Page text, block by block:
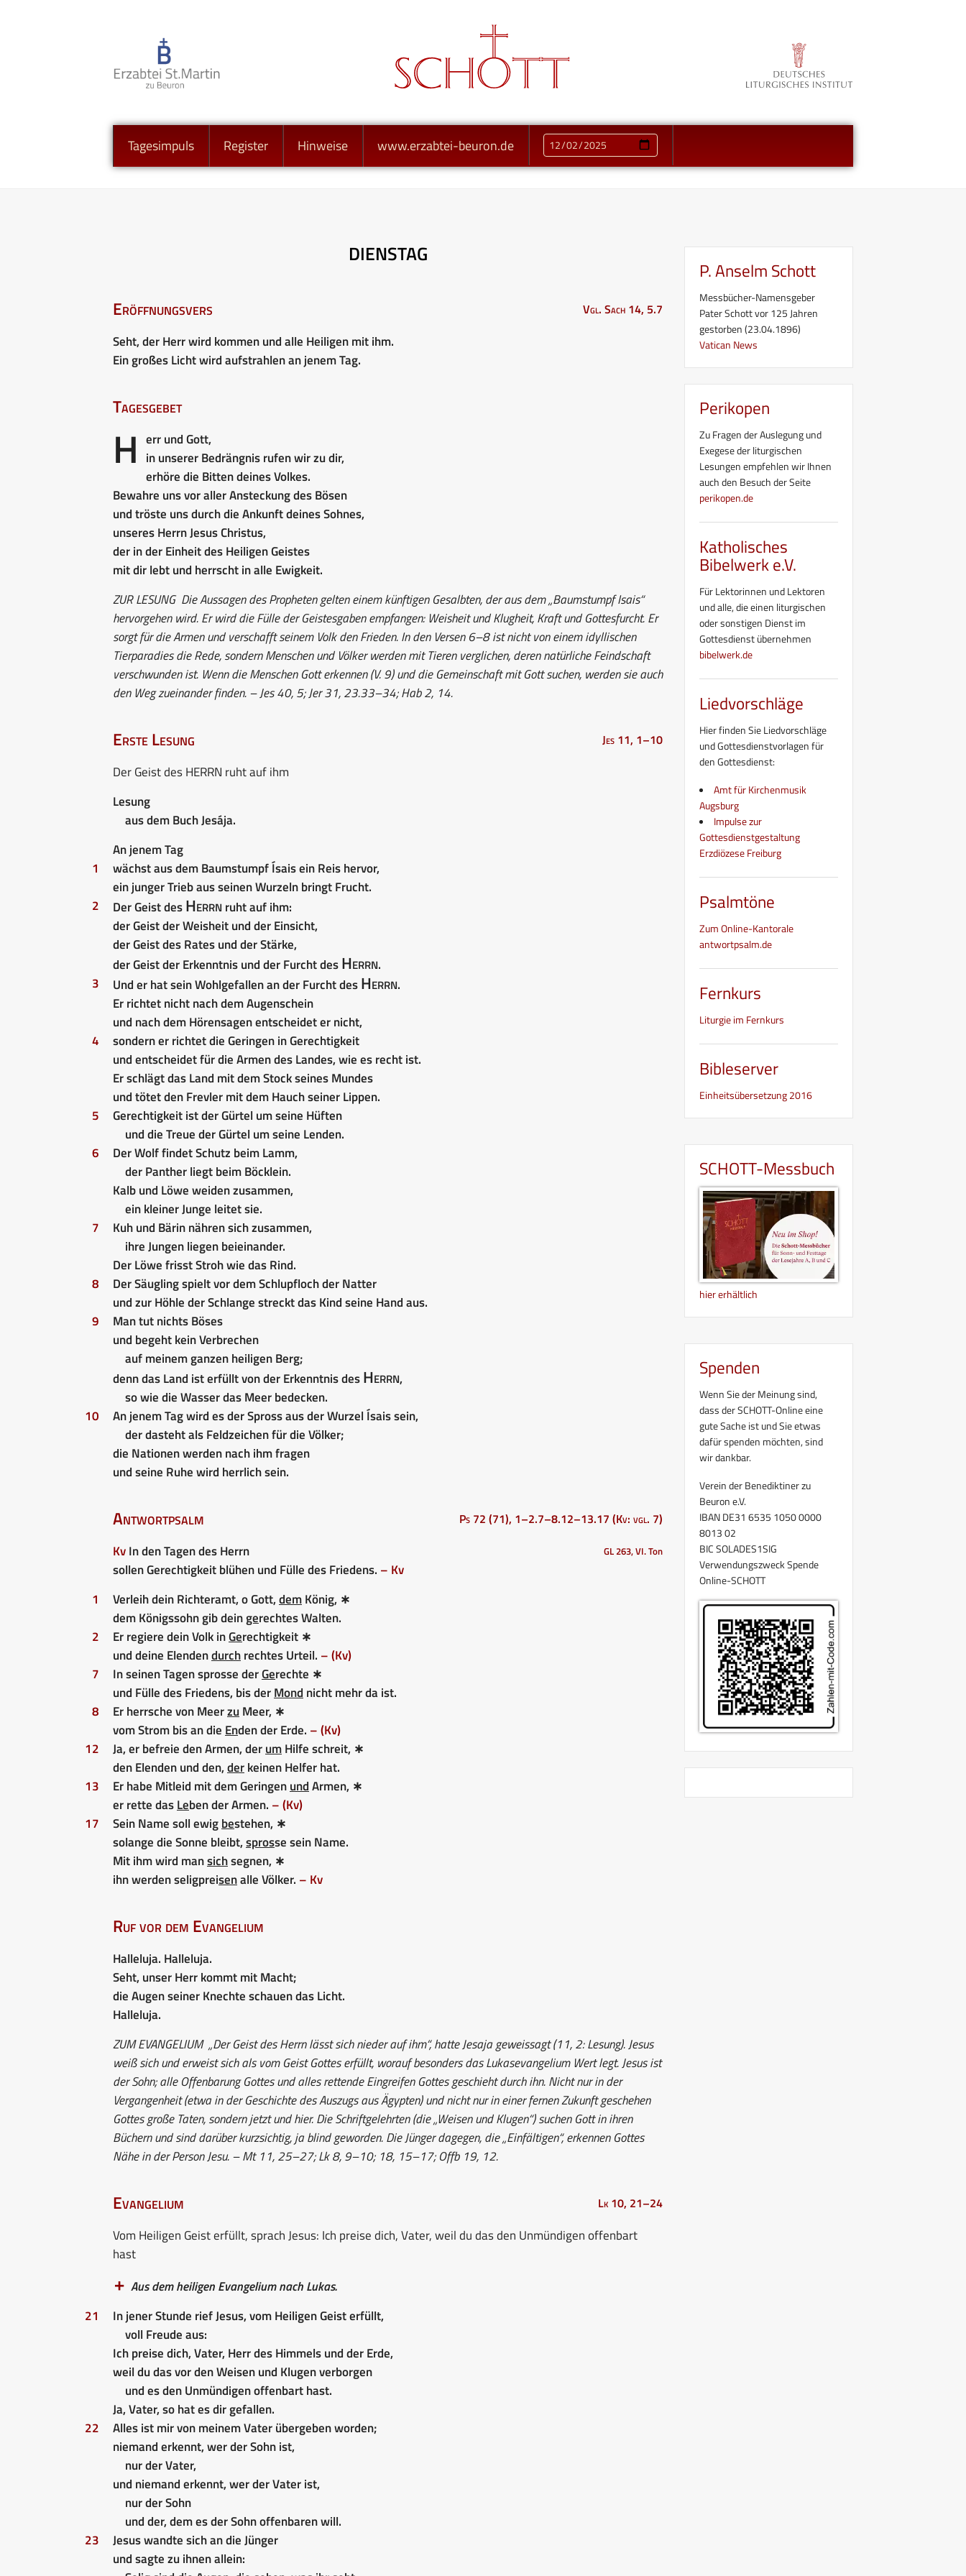
Tagesimpuls Register Hinweise www.erzabtei-beuron.de
DIENSTAG
Eröffnungsvers Vgl. Sach 14, 5.7
Seht, der Herr wird kommen und alle Heiligen mit ihm.
Ein großes Licht wird aufstrahlen an jenem Tag.
Tagesgebet
H err und Gott,
in unserer Bedrängnis rufen wir zu dir,
erhöre die Bitten deines Volkes.
Bewahre uns vor aller Ansteckung des Bösen
und tröste uns durch die Ankunft deines Sohnes,
unseres Herrn Jesus Christus,
der in der Einheit des Heiligen Geistes
mit dir lebt und herrscht in alle Ewigkeit.
ZUR LESUNGDie Aussagen des Propheten gelten einem künftigen Gesalbten, der aus dem „Baumstumpf Isais“
hervorgehen wird. Er wird die Fülle der Geistesgaben empfangen: Weisheit und Klugheit, Kraft und Gottesfurcht. Er
sorgt für die Armen und verschafft seinem Volk den Frieden. In den Versen 6–8 ist nicht von einem idyllischen
Tierparadies die Rede, sondern Menschen und Völker werden mit Tieren verglichen, deren natürliche Feindschaft
verschwunden ist. Wenn die Menschen Gott erkennen (V. 9) und die Gemeinschaft mit Gott suchen, werden sie auch
den Weg zueinander finden. – Jes 40, 5; Jer 31, 23.33–34; Hab 2, 14.
Erste Lesung Jes 11, 1–10
Der Geist des HERRN ruht auf ihm
Lesung
aus dem Buch Jesája.
An jenem Tag
1
wächst aus dem Baumstumpf Ísais ein Reis hervor,
ein junger Trieb aus seinen Wurzeln bringt Frucht.
2
Der Geist desHerrnruht auf ihm:
der Geist der Weisheit und der Einsicht,
der Geist des Rates und der Stärke,
der Geist der Erkenntnis und der Furcht desHerrn.
3
Und er hat sein Wohlgefallen an der Furcht desHerrn.
Er richtet nicht nach dem Augenschein
und nach dem Hörensagen entscheidet er nicht,
4
sondern er richtet die Geringen in Gerechtigkeit
und entscheidet für die Armen des Landes, wie es recht ist.
Er schlägt das Land mit dem Stock seines Mundes
und tötet den Frevler mit dem Hauch seiner Lippen.
5
Gerechtigkeit ist der Gürtel um seine Hüften
und die Treue der Gürtel um seine Lenden.
6
Der Wolf findet Schutz beim Lamm,
der Panther liegt beim Böcklein.
Kalb und Löwe weiden zusammen,
ein kleiner Junge leitet sie.
7
Kuh und Bärin nähren sich zusammen,
ihre Jungen liegen beieinander.
Der Löwe frisst Stroh wie das Rind.
8
Der Säugling spielt vor dem Schlupfloch der Natter
und zur Höhle der Schlange streckt das Kind seine Hand aus.
9
Man tut nichts Böses
und begeht kein Verbrechen
auf meinem ganzen heiligen Berg;
denn das Land ist erfüllt von der Erkenntnis desHerrn,
so wie die Wasser das Meer bedecken.
10
An jenem Tag wird es der Spross aus der Wurzel Ísais sein,
der dasteht als Feldzeichen für die Völker;
die Nationen werden nach ihm fragen
und seine Ruhe wird herrlich sein.
Antwortpsalm Ps 72 (71), 1–2.7–8.12–13.17 (Kv: vgl. 7)
KvIn den Tagen des Herrn GL 263, VI. Ton
sollen Gerechtigkeit blühen und Fülle des Friedens. – Kv
1
Verleih dein Richteramt, o Gott,demKönig, ∗
dem Königssohn gib deingerechtes Walten.
2
Er regiere dein Volk inGerechtigkeit ∗
und deine Elendendurchrechtes Urteil. – (Kv)
7
In seinen Tagen sprosse derGerechte ∗
und Fülle des Friedens, bis derMond nicht mehr da ist.
8
Er herrsche von MeerzuMeer, ∗
vom Strom bis an die Enden der Erde. – (Kv)
12
Ja, er befreie den Armen, derumHilfe schreit, ∗
den Elenden und den,derkeinen Helfer hat.
13
Er habe Mitleid mit dem GeringenundArmen, ∗
er rette dasLeben der Armen. – (Kv)
17
Sein Name soll ewigbestehen, ∗
solange die Sonne bleibt,sprosse sein Name.
Mit ihm wird mansichsegnen, ∗
ihn werden seligpreisenalle Völker. – Kv
Ruf vor dem Evangelium
Halleluja. Halleluja.
Seht, unser Herr kommt mit Macht;
die Augen seiner Knechte schauen das Licht.
Halleluja.
ZUM EVANGELIUM„Der Geist des Herrn lässt sich nieder auf ihm“, hatte Jesaja geweissagt (11, 2: Lesung). Jesus
weiß sich und erweist sich als vom Geist Gottes erfüllt, worauf besonders das Lukasevangelium Wert legt. Jesus ist
der Sohn; alle Offenbarung Gottes und alles rettende Eingreifen Gottes geschieht durch ihn. Nicht nur in der
Vergangenheit (etwa in der Geschichte des Auszugs aus Ägypten) und nicht nur in einer fernen Zukunft geschehen
Gottes große Taten, sondern jetzt und hier. Die Schriftgelehrten (die „Weisen und Klugen“) suchen Gott in ihren
Büchern und sind darüber kurzsichtig, ja blind geworden. Die Jünger dagegen, die „Einfältigen“, erkennen Gottes
Nähe in der Person Jesu. – Mt 11, 25–27; Lk 8, 9–10; 18, 15–17; Offb 19, 12.
Evangelium Lk 10, 21–24
Vom Heiligen Geist erfüllt, sprach Jesus: Ich preise dich, Vater, weil du das den Unmündigen offenbart
hast
Aus dem heiligen Evangelium nach Lukas.
21
In jener Stunde rief Jesus, vom Heiligen Geist erfüllt,
voll Freude aus:
Ich preise dich, Vater, Herr des Himmels und der Erde,
weil du das vor den Weisen und Klugen verborgen
und es den Unmündigen offenbart hast.
Ja, Vater, so hat es dir gefallen.
22
Alles ist mir von meinem Vater übergeben worden;
niemand erkennt, wer der Sohn ist,
nur der Vater,
und niemand erkennt, wer der Vater ist,
nur der Sohn
und der, dem es der Sohn offenbaren will.
23
Jesus wandte sich an die Jünger
und sagte zu ihnen allein:
P. Anselm Schott
Messbücher-Namensgeber
Pater Schott vor 125 Jahren
gestorben (23.04.1896)
Vatican News
Perikopen
Zu Fragen der Auslegung und
Exegese der liturgischen
Lesungen empfehlen wir Ihnen
auch den Besuch der Seite
perikopen.de
Katholisches
Bibelwerk e.V.
Für Lektorinnen und Lektoren
und alle, die einen liturgischen
oder sonstigen Dienst im
Gottesdienst übernehmen
bibelwerk.de
Liedvorschläge
Hier finden Sie Liedvorschläge
und Gottesdienstvorlagen für
den Gottesdienst:
Amt für Kirchenmusik
Augsburg
Impulse zur
Gottesdienstgestaltung
Erzdiözese Freiburg
Psalmtöne
Zum Online-Kantorale
antwortpsalm.de
Fernkurs
Liturgie im Fernkurs
Bibleserver
Einheitsübersetzung 2016
SCHOTT-Messbuch
hier erhältlich
Spenden
Wenn Sie der Meinung sind,
dass der SCHOTT-Online eine
gute Sache ist und Sie etwas
dafür spenden möchten, sind
wir dankbar.
Verein der Benediktiner zu
Beuron e.V.
IBAN DE31 6535 1050 0000
8013 02
BIC SOLADES1SIG
Verwendungszweck Spende
Online-SCHOTT